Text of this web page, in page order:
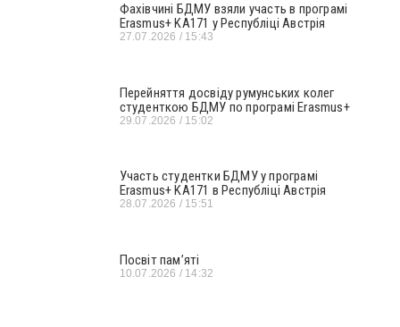
Фахівчині БДМУ взяли участь в програмі
Erasmus+ KA171 у Республіці Австрія
27.07.2026 15:43
Перейняття досвіду румунських колег
студенткою БДМУ по програмі Erasmus+
29.07.2026 15:02
Участь студентки БДМУ у програмі
Erasmus+ KA171 в Республіці Австрія
28.07.2026 15:51
Посвіт пам’яті
10.07.2026 14:32